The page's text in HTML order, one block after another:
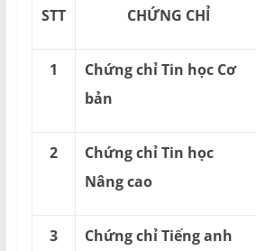
STT CHỨNG CHỈ
1
Chứng chỉ Tin học Cơ
bản
2
Chứng chỉ Tin học
Nâng cao
3
Chứng chỉ Tiếng anh